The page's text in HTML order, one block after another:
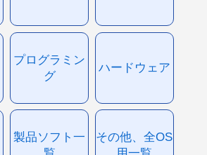
プログラミン
グ
ハードウェア
製品ソフト一
その他、全OS